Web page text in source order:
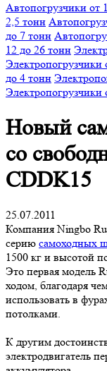
Автопогрузчики от
2,5 тонн
до 7 тонн
12 до 26 тонн
Электропогрузчики
до 4 тонн
Электропогрузчики
Новый
со
CDDK15
25.07.2011
Компания Ningbo
серию самоходных
1500 кг и высотой
Это первая модель
ходом, благодаря
использовать в
потолками.
К другим
электродвигатель